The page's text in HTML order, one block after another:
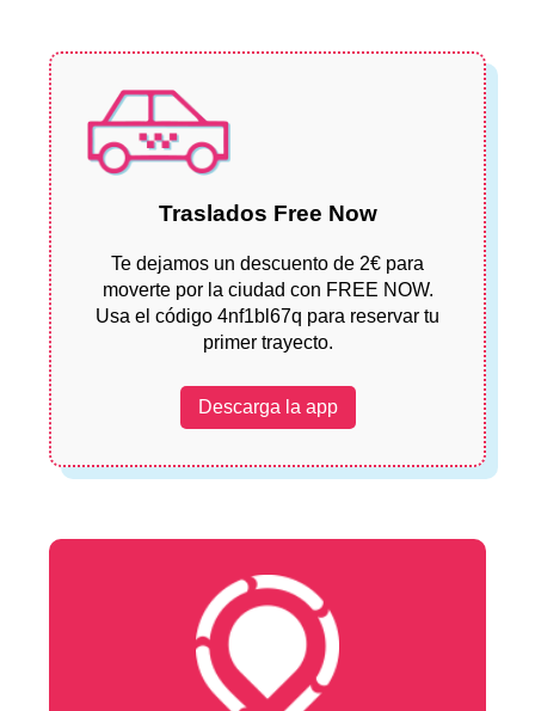
Traslados Free Now
Te dejamos un descuento de 2€ para
moverte por la ciudad con FREE NOW.
Usa el código 4nf1bl67q para reservar tu
primer trayecto.
Descarga la app